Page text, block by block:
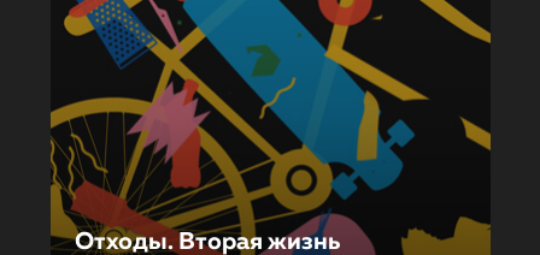
Отходы. Вторая жизнь